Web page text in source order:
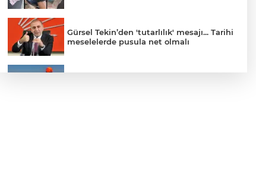
Gürsel Tekin’den 'tutarlılık' mesajı... Tarihi
meselelerde pusula net olmalı